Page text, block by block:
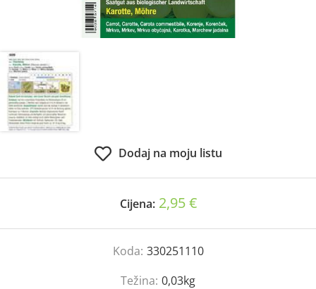
Dodaj na moju listu
Cijena: 2,95 €
Koda: 330251110
Težina: 0,03kg